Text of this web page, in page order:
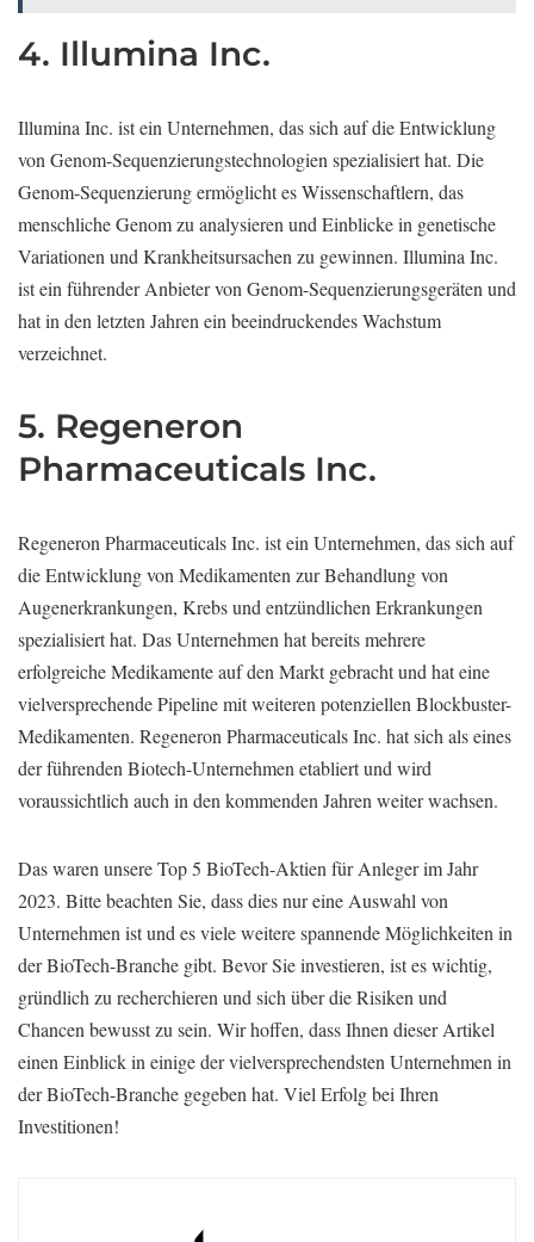
4. Illumina Inc.
Illumina Inc. ist ein Unternehmen, das sich auf die Entwicklung
von Genom-Sequenzierungstechnologien spezialisiert hat. Die
Genom-Sequenzierung ermöglicht es Wissenschaftlern, das
menschliche Genom zu analysieren und Einblicke in genetische
Variationen und Krankheitsursachen zu gewinnen. Illumina Inc.
ist ein führender Anbieter von Genom-Sequenzierungsgeräten und
hat in den letzten Jahren ein beeindruckendes Wachstum
verzeichnet.
5. Regeneron
Pharmaceuticals Inc.
Regeneron Pharmaceuticals Inc. ist ein Unternehmen, das sich auf
die Entwicklung von Medikamenten zur Behandlung von
Augenerkrankungen, Krebs und entzündlichen Erkrankungen
spezialisiert hat. Das Unternehmen hat bereits mehrere
erfolgreiche Medikamente auf den Markt gebracht und hat eine
vielversprechende Pipeline mit weiteren potenziellen Blockbuster-
Medikamenten. Regeneron Pharmaceuticals Inc. hat sich als eines
der führenden Biotech-Unternehmen etabliert und wird
voraussichtlich auch in den kommenden Jahren weiter wachsen.
Das waren unsere Top 5 BioTech-Aktien für Anleger im Jahr
2023. Bitte beachten Sie, dass dies nur eine Auswahl von
Unternehmen ist und es viele weitere spannende Möglichkeiten in
der BioTech-Branche gibt. Bevor Sie investieren, ist es wichtig,
gründlich zu recherchieren und sich über die Risiken und
Chancen bewusst zu sein. Wir hoffen, dass Ihnen dieser Artikel
einen Einblick in einige der vielversprechendsten Unternehmen in
der BioTech-Branche gegeben hat. Viel Erfolg bei Ihren
Investitionen!